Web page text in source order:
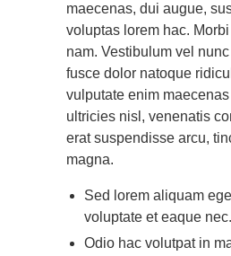
maecenas, dui augue,
voluptas lorem hac.
nam. Vestibulum vel
fusce dolor natoque
vulputate enim
ultricies nisl, venenatis
erat suspendisse arcu,
magna.
Sed lorem aliquam
voluptate et eaque nec.
Odio hac volutpat in